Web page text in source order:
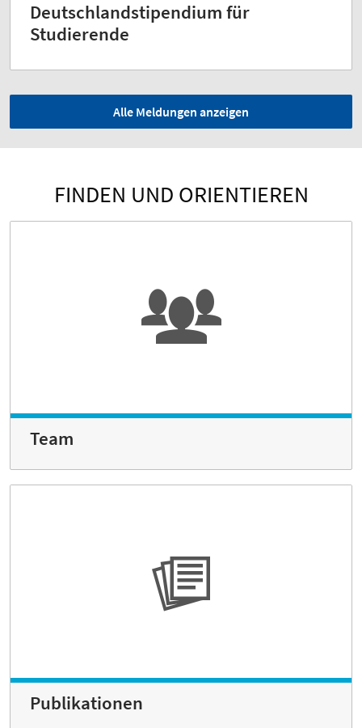
Deutschlandstipendium für
Studierende
Alle Meldungen anzeigen
FINDEN UND ORIENTIEREN
Team
Publikationen